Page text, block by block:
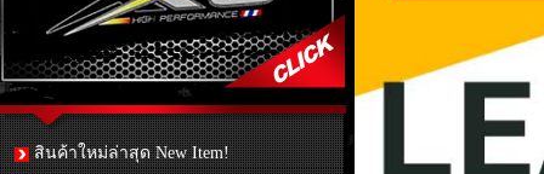
สินค้าใหม่ล่าสุด New Item!